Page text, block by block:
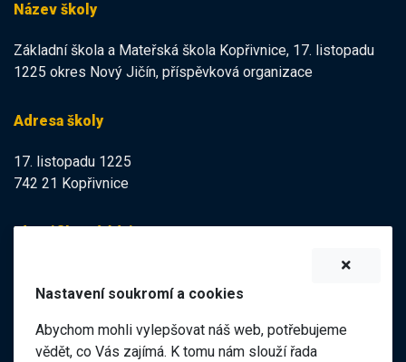
Název školy
Základní škola a Mateřská škola Kopřivnice, 17. listopadu
1225 okres Nový Jičín, příspěvková organizace
Adresa školy
17. listopadu 1225
742 21 Kopřivnice
Identifikační údaje
IČO:47998121
Elektronická podatelna
Nastavení soukromí a cookies
Abychom mohli vylepšovat náš web, potřebujeme
vědět, co Vás zajímá. K tomu nám slouží řada